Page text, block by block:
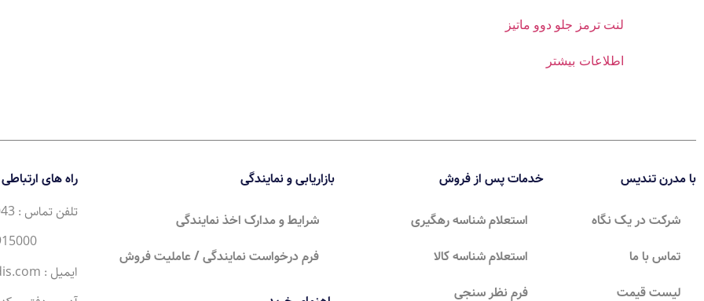
لنت ترمز جلو دوو ماتیز
اطلاعات بیشتر
با مدرن تندیس
شرکت در یک نگاه
تماس با ما
لیست قیمت
خدمات پس از فروش
استعلام شناسه رهگیری
استعلام شناسه کالا
فرم نظر سنجی
بازاریابی و نمایندگی
شرایط و مدارک اخذ نمایندگی
فرم درخواست نمایندگی / عاملیت فروش
راه های ارتباطی
تلفن تماس : 35043 (21) 98+
ایمیل : Sales@moderntandis.com